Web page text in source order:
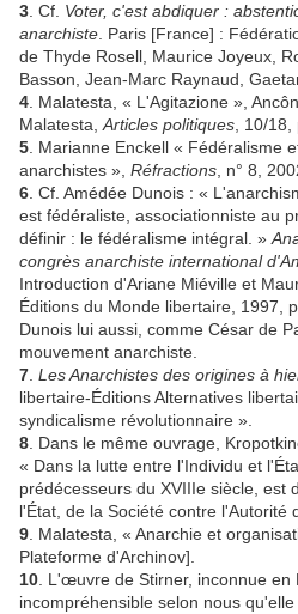
3 . Cf. Voter, c'est abdiquer :
anarchiste . Paris [France] :
de Thyde Rosell, Maurice Joyeux,
Basson, Jean-Marc Raynaud,
4 . Malatesta, « L'Agitazione »,
Malatesta, Articles politiques , 10/
5 . Marianne Enckell « Fédéralisme
anarchistes », Réfractions , n° 8,
6 . Cf. Amédée Dunois : «
est fédéraliste, associationniste au
définir : le fédéralisme intégral. »
congrès anarchiste international
Introduction d'Ariane Miéville et
Éditions du Monde libertaire, 1997,
Dunois lui aussi, comme César de
mouvement anarchiste.
7 Les Anarchistes des origines à
libertaire-Éditions Alternatives
syndicalisme révolutionnaire ».
8 . Dans le même ouvrage,
« Dans la lutte entre l'Individu et
prédécesseurs du XVIIIe siècle, est
l'État, de la Société contre l'Autorité
9 . Malatesta, « Anarchie et
Plateforme d'Archinov].
10 . L'œuvre de Stirner, inconnue
incompréhensible selon nous